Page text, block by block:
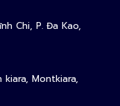
Chi, P. Đa Kao,
kiara, Montkiara,